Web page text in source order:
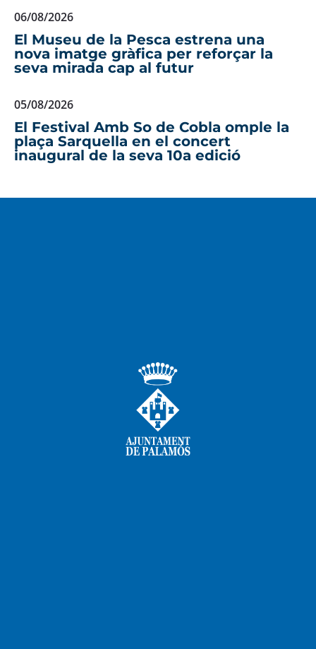
06/08/2026
El Museu de la Pesca estrena una
nova imatge gràfica per reforçar la
seva mirada cap al futur
05/08/2026
El Festival Amb So de Cobla omple la
plaça Sarquella en el concert
inaugural de la seva 10a edició